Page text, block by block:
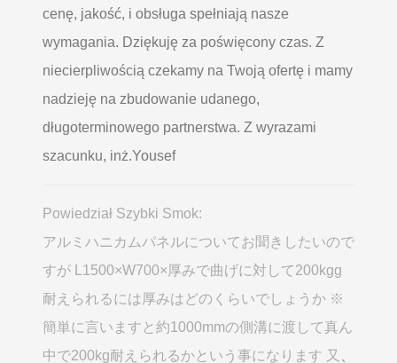
cenę, jakość, i obsługa spełniają nasze
wymagania. Dziękuję za poświęcony czas. Z
niecierpliwością czekamy na Twoją ofertę i mamy
nadzieję na zbudowanie udanego,
długoterminowego partnerstwa. Z wyrazami
szacunku, inż.Yousef
Powiedział Szybki Smok:
アルミハニカムパネルについてお聞きしたいので
すが L1500×W700×厚みで曲げに対して200kgg
耐えられるには厚みはどのくらいでしょうか ※
簡単に言いますと約1000mmの側溝に渡して真ん
中で200kg耐えられるかという事になります 又